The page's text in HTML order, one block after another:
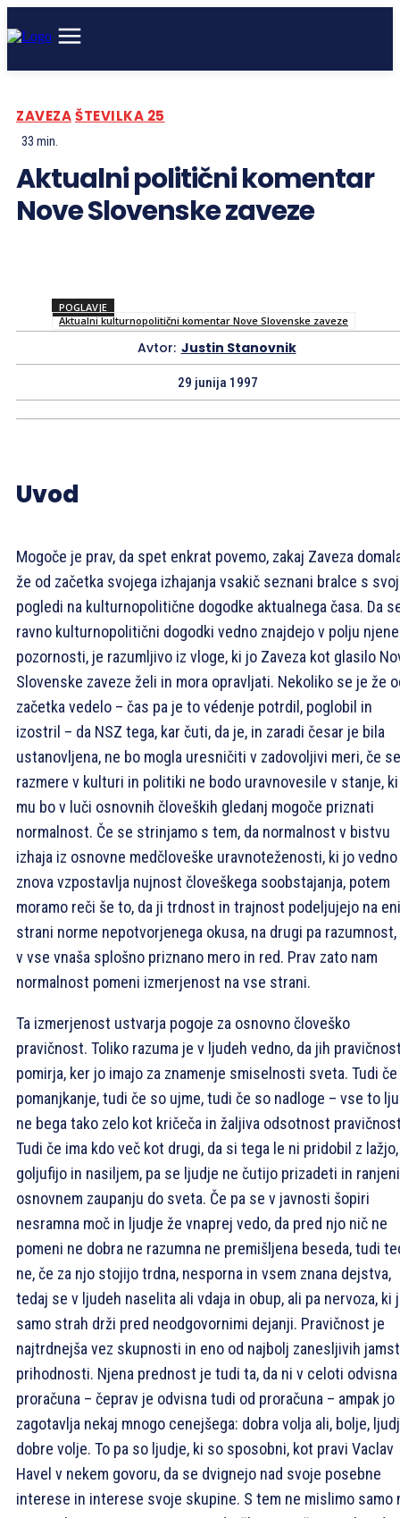
ZAVEZAŠTEVILKA 25
33 min.
Aktualni politični komentar
Nove Slovenske zaveze
POGLAVJE
Aktualni kulturnopolitični komentar Nove Slovenske zaveze
Avtor: Justin Stanovnik
29 junija 1997
Uvod
Mogoče je prav, da spet enkrat povemo, zakaj Zaveza
že od začetka svojega izhajanja vsakič seznani bralce s
pogledi na kulturnopolitične dogodke aktualnega časa. Da
ravno kulturnopolitični dogodki vedno znajdejo v polju njene
pozornosti, je razumljivo iz vloge, ki jo Zaveza kot glasilo
Slovenske zaveze želi in mora opravljati. Nekoliko se je že
začetka vedelo – čas pa je to védenje potrdil, poglobil in
izostril – da NSZ tega, kar čuti, da je, in zaradi česar je bila
ustanovljena, ne bo mogla uresničiti v zadovoljivi meri, če se
razmere v kulturi in politiki ne bodo uravnovesile v stanje, ki
mu bo v luči osnovnih človeških gledanj mogoče priznati
normalnost. Če se strinjamo s tem, da normalnost v bistvu
izhaja iz osnovne medčloveške uravnoteženosti, ki jo vedno
znova vzpostavlja nujnost človeškega soobstajanja, potem
moramo reči še to, da ji trdnost in trajnost podeljujejo na eni
strani norme nepotvorjenega okusa, na drugi pa razumnost,
v vse vnaša splošno priznano mero in red. Prav zato nam
normalnost pomeni izmerjenost na vse strani.
Ta izmerjenost ustvarja pogoje za osnovno človeško
pravičnost. Toliko razuma je v ljudeh vedno, da jih
pomirja, ker jo imajo za znamenje smiselnosti sveta. Tudi
pomanjkanje, tudi če so ujme, tudi če so nadloge – vse to
ne bega tako zelo kot kričeča in žaljiva odsotnost
Tudi če ima kdo več kot drugi, da si tega le ni pridobil z lažjo,
goljufijo in nasiljem, pa se ljudje ne čutijo prizadeti in
osnovnem zaupanju do sveta. Če pa se v javnosti šopiri
nesramna moč in ljudje že vnaprej vedo, da pred njo nič ne
pomeni ne dobra ne razumna ne premišljena beseda, tudi
ne, če za njo stojijo trdna, nesporna in vsem znana dejstva,
tedaj se v ljudeh naselita ali vdaja in obup, ali pa nervoza, ki
samo strah drži pred neodgovornimi dejanji. Pravičnost je
najtrdnejša vez skupnosti in eno od najbolj zanesljivih
prihodnosti. Njena prednost je tudi ta, da ni v celoti
proračuna – čeprav je odvisna tudi od proračuna – ampak jo
zagotavlja nekaj mnogo cenejšega: dobra volja ali, bolje,
dobre volje. To pa so ljudje, ki so sposobni, kot pravi Vaclav
Havel v nekem govoru, da se dvignejo nad svoje posebne
interese in interese svoje skupine. S tem ne mislimo samo